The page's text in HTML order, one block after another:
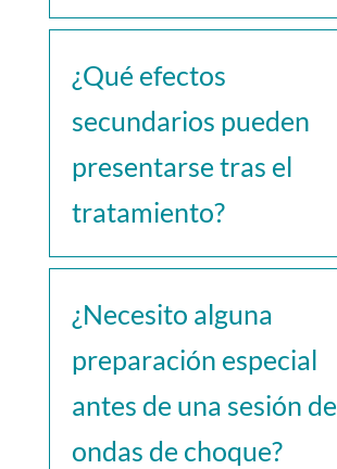
¿Qué efectos
secundarios pueden
presentarse tras el
tratamiento?
¿Necesito alguna
preparación especial
antes de una sesión de
ondas de choque?